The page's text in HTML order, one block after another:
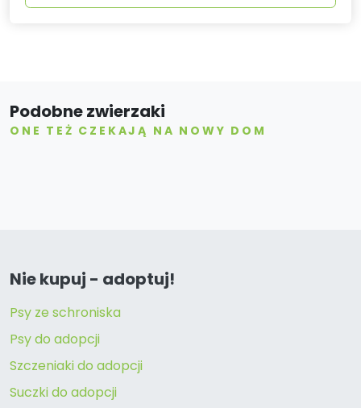
Podobne zwierzaki
ONE TEŻ CZEKAJĄ NA NOWY DOM
Nie kupuj - adoptuj!
Psy ze schroniska
Psy do adopcji
Szczeniaki do adopcji
Suczki do adopcji